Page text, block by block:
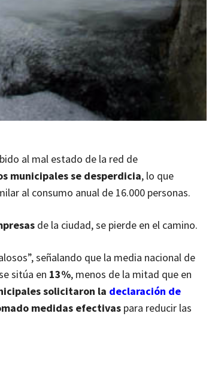
al mal estado de la red de
municipales se desperdicia, lo que
al consumo anual de 16.000 personas.
de la ciudad, se pierde en el camino.
señalando que la media nacional de
sitúa en 13%, menos de la mitad que en
solicitaron la declaración de
medidas efectivas para reducir las